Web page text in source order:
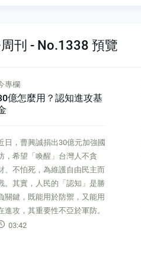
刊 - No.1338 預覽
專欄
億怎麼用？認知進攻基
日，曹興誠捐出30億元加強國
，希望「喚醒」台灣人不貪
、不怕死，為維護自由民主而
。其實，人民的「認知」是勝
關鍵，既能用於防禦，又能用
進攻，其重要性不亞於軍防。
03:42